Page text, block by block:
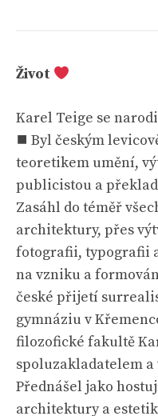
Život
Karel Teige se
⯀ Byl českým
teoretikem umění,
publicistou a
Zasáhl do téměř
architektury, přes
fotografii, typografii
na vzniku a
české přijetí
gymnáziu v
filozofické fakultě
spoluzakladatelem
Přednášel jako
architektury a